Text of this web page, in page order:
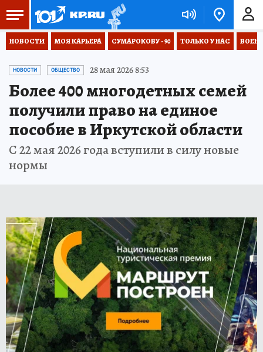
НОВОСТИ МОЯ КАРЬЕРА СУМАРОКОВУ - 90 ТОЛЬКО У НАС
НОВОСТИ ОБЩЕСТВО 28 мая 2026 8:53
Более 400 многодетных семей
получили право на единое
пособие в Иркутской области
С 22 мая 2026 года вступили в силу новые
нормы